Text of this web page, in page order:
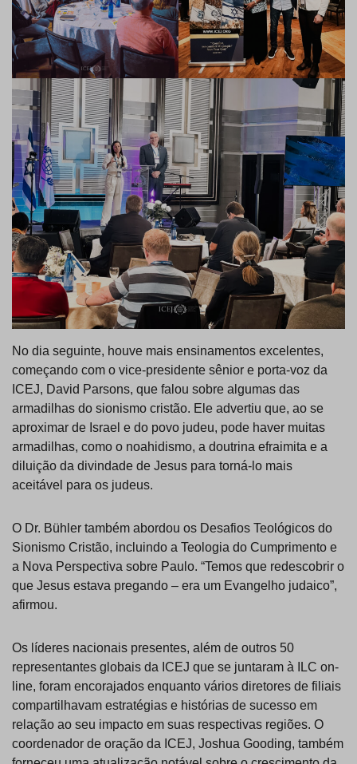
No dia seguinte, houve mais ensinamentos excelentes,
começando com o vice-presidente sênior e porta-voz da
ICEJ, David Parsons, que falou sobre algumas das
armadilhas do sionismo cristão. Ele advertiu que, ao se
aproximar de Israel e do povo judeu, pode haver muitas
armadilhas, como o noahidismo, a doutrina efraimita e a
diluição da divindade de Jesus para torná-lo mais
aceitável para os judeus.
O Dr. Bühler também abordou os Desafios Teológicos do
Sionismo Cristão, incluindo a Teologia do Cumprimento e
a Nova Perspectiva sobre Paulo. “Temos que redescobrir o
que Jesus estava pregando – era um Evangelho judaico”,
afirmou.
Os líderes nacionais presentes, além de outros 50
representantes globais da ICEJ que se juntaram à ILC on-
line, foram encorajados enquanto vários diretores de filiais
compartilhavam estratégias e histórias de sucesso em
relação ao seu impacto em suas respectivas regiões. O
coordenador de oração da ICEJ, Joshua Gooding, também